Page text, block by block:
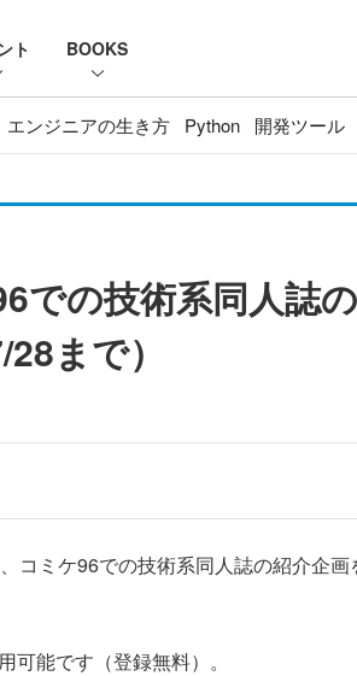
ト BOOKS
エンジニアの生き方 Python 開発ツール
での技術系同人誌
まで）
コミケ96での技術系同人誌の紹介企
能です（登録無料）。